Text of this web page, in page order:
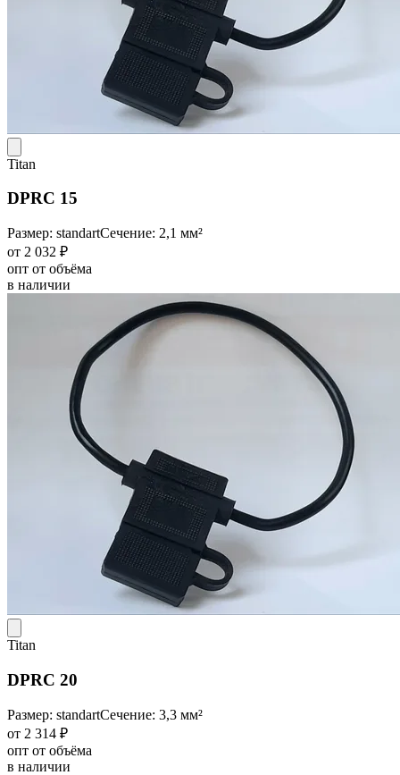
Titan
DPRC 15
Размер: standartСечение: 2,1 мм²
от 2 032 ₽
опт от объёма
в наличии
Titan
DPRC 20
Размер: standartСечение: 3,3 мм²
от 2 314 ₽
опт от объёма
в наличии